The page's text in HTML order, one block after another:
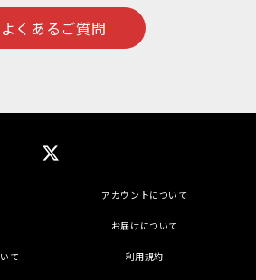
よくあるご質問
アカウントについて
お届けについて
て 利用規約